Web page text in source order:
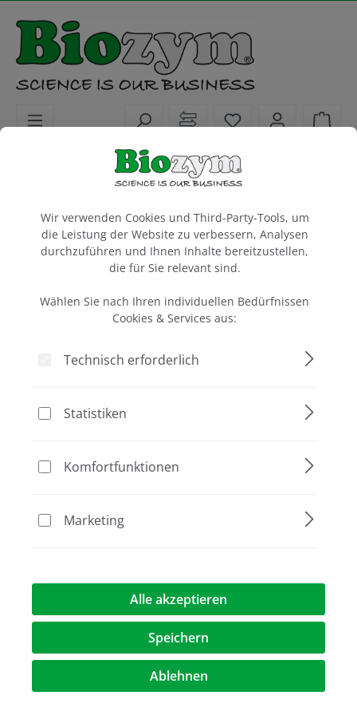
springen
Sie haben 0
DAkkS-akkreditierte Temperatur-Kalibrierungen
DAkkS-akkreditierte Kalibrierung,
Zweiblockgerät
96-Well Thermocycler
Artikel-Nr.:
633022-AKK
Cyclertest
Bildergalerie überspringen
Wir verwenden Cookies und Third-Party-Tools, um
die Leistung der Website zu verbessern, Analysen
durchzuführen und Ihnen Inhalte bereitzustellen,
die für Sie relevant sind.
Wählen Sie nach Ihren individuellen Bedürfnissen
Cookies & Services aus:
Technisch erforderlich
Statistiken
Komfortfunktionen
Marketing
Alle akzeptieren
Speichern
Ablehnen